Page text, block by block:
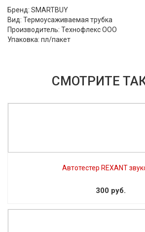
Бренд: SMARTBUY
Вид: Термоусаживаемая трубка
Производитель: Технофлекс ООО
Упаковка: пл/пакет
СМОТРИТЕ
Автотестер REXANT
300 руб.